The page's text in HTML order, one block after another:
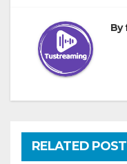
By
RELATED POST